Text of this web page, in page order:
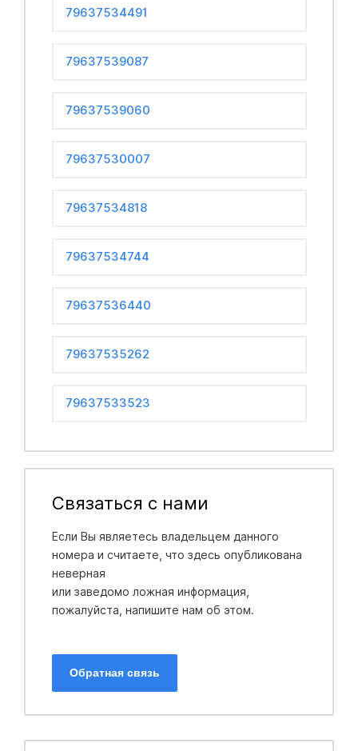
79637534491
79637539087
79637539060
79637530007
79637534818
79637534744
79637536440
79637535262
79637533523
Связаться с нами
Если Вы являетесь владельцем данного
номера и считаете, что здесь опубликована
неверная
или заведомо ложная информация,
пожалуйста, напишите нам об этом.
Обратная связь